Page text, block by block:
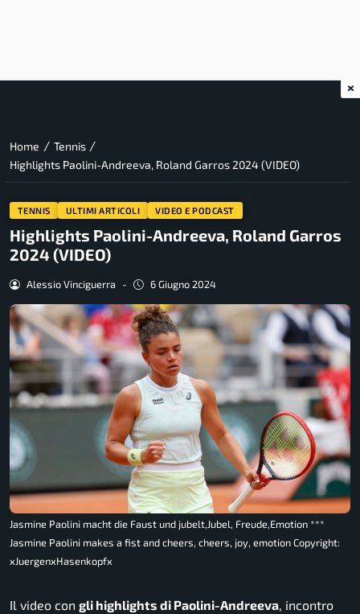
Home / Tennis /
Highlights Paolini-Andreeva, Roland Garros 2024 (VIDEO)
TENNIS ULTIMI ARTICOLI VIDEO E PODCAST
Highlights Paolini-Andreeva, Roland Garros
2024 (VIDEO)
Alessio Vinciguerra - 6 Giugno 2024
Jasmine Paolini macht die Faust und jubelt,Jubel, Freude,Emotion ***
Jasmine Paolini makes a fist and cheers, cheers, joy, emotion Copyright:
xJuergenxHasenkopfx
Il video con gli highlights di Paolini-Andreeva, incontro
×